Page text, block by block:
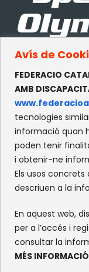
Avís de
FEDERACIO
AMB
tecnologies
informació quan
poden tenir
i obtenir-ne
Els usos
descriuen a la
En aquest web,
per a l’accés i
consultar la
MÉS INFORMACIÓ
c/